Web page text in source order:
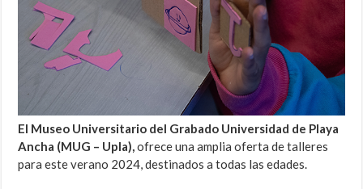
El Museo Universitario del Grabado Universidad de Playa
Ancha (MUG – Upla), ofrece una amplia oferta de talleres
para este verano 2024, destinados a todas las edades.